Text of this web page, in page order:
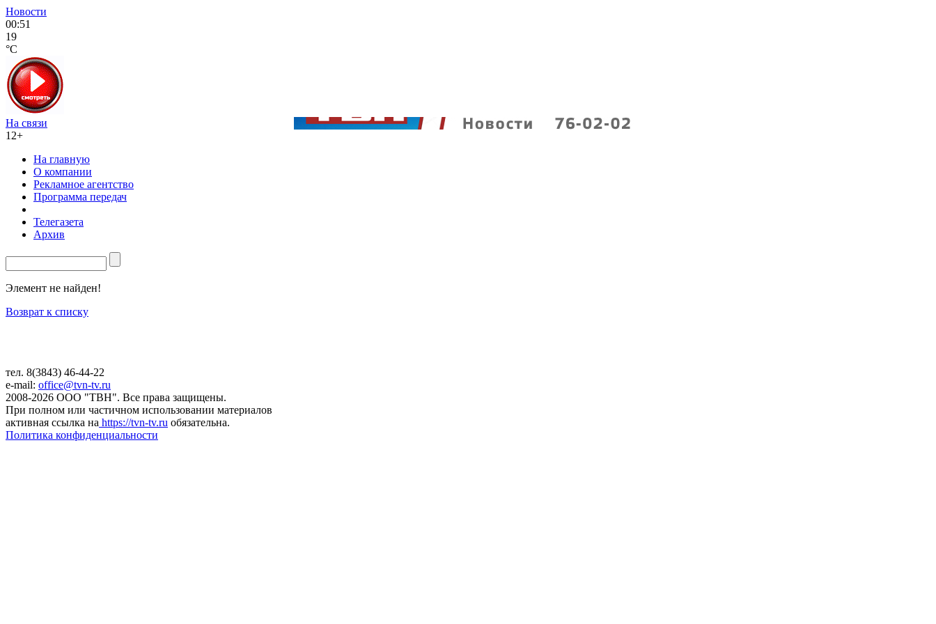
Новости
00:51
19
°C
На связи
12+
На главную
О компании
Рекламное агентство
Программа передач
Телегазета
Архив
Элемент не найден!
Возврат к списку
тел. 8(3843) 46-44-22
e-mail: office@tvn-tv.ru
2008-2026 ООО "ТВН". Все права защищены.
При полном или частичном использовании материалов
активная ссылка на https://tvn-tv.ru обязательна.
Политика конфиденциальности